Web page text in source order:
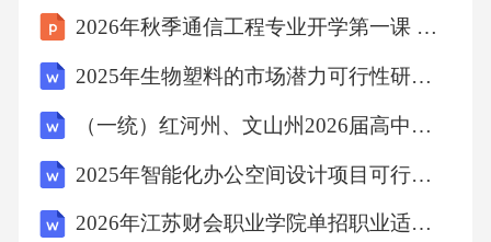
易。市场需求上，随着公众环保意识的提升，
野生动植物保护产业迎来了快速发展机遇。消
为项目成果转化提供了广阔空间。综上所述，
本项目在政策、技术和市场方面均具备可行
性，有望通过科技创新推动野生动植物保护事
2026年秋季通信工程专业开学第一课 学术规范与科研入门课件
2025年生物塑料的市场潜力可行性研究报告
（一统）红河州、文山州2026届高中毕业生第一次复习统一检测 物理试卷
2025年智能化办公空间设计项目可行性研究报告
2026年江苏财会职业学院单招职业适应性测试题库及参考答案详解